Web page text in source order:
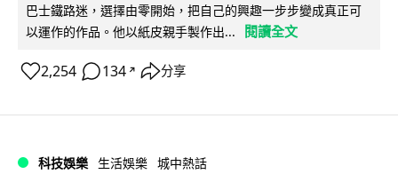
巴士鐵路迷，選擇由零開始，把自己的興趣一步步變成真正可
以運作的作品。他以紙皮親手製作出...
閱讀全文
2,254 134 ↗ 分享
科技娛樂 生活娛樂 城中熱話